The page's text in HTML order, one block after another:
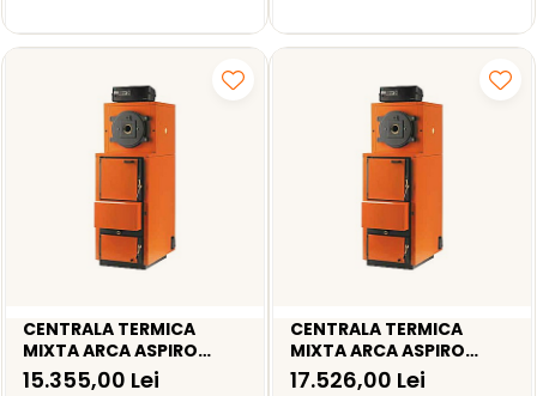
CENTRALA TERMICA
MIXTA ARCA ASPIRO
COMBI 29R - 30KW
15.355,00 Lei
CENTRALA TERMICA
MIXTA ARCA ASPIRO
COMBI 43R - 41KW
17.526,00 Lei